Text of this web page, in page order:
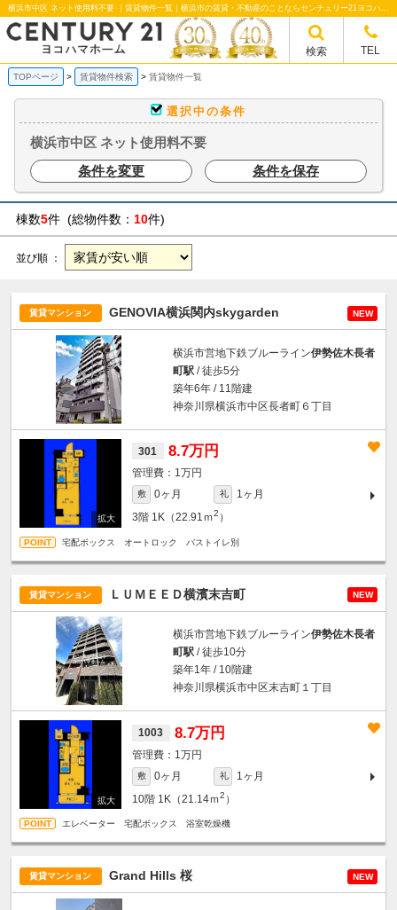
横浜市中区 ネット使用料不要 ｜賃貸物件一覧｜横浜市の賃貸・不動産のことならセンチュリー21ヨコハマホームへ！横浜市の賃貸仲介や不動産売却・買取、不動産管理など不動産のことならなんでもご相談ください。
検索 TEL
TOPページ 賃貸物件検索 賃貸物件一覧
選択中の条件
横浜市中区 ネット使用料不要
条件を変更
条件を保存
棟数5件 (総物件数： 10件)
並び順 ：
賃貸マンション GENOVIA横浜関内skygarden NEW
横浜市営地下鉄ブルーライン伊勢佐木長者
町駅 / 徒歩5分
築年6年 / 11階建
神奈川県横浜市中区長者町６丁目
301 8.7万円
1万円
敷 0ヶ月 礼
1ヶ月
3階 1K（22.91ｍ2 ）
宅配ボックス オートロック バストイレ別
賃貸マンション ＬＵＭＥＥＤ横濱末吉町 NEW
横浜市営地下鉄ブルーライン伊勢佐木長者
町駅 / 徒歩10分
築年1年 / 10階建
神奈川県横浜市中区末吉町１丁目
1003 8.7万円
1万円
敷 0ヶ月 礼
1ヶ月
10階 1K（21.14ｍ2 ）
エレベーター 宅配ボックス 浴室乾燥機
賃貸マンション Grand Hills 桜 NEW